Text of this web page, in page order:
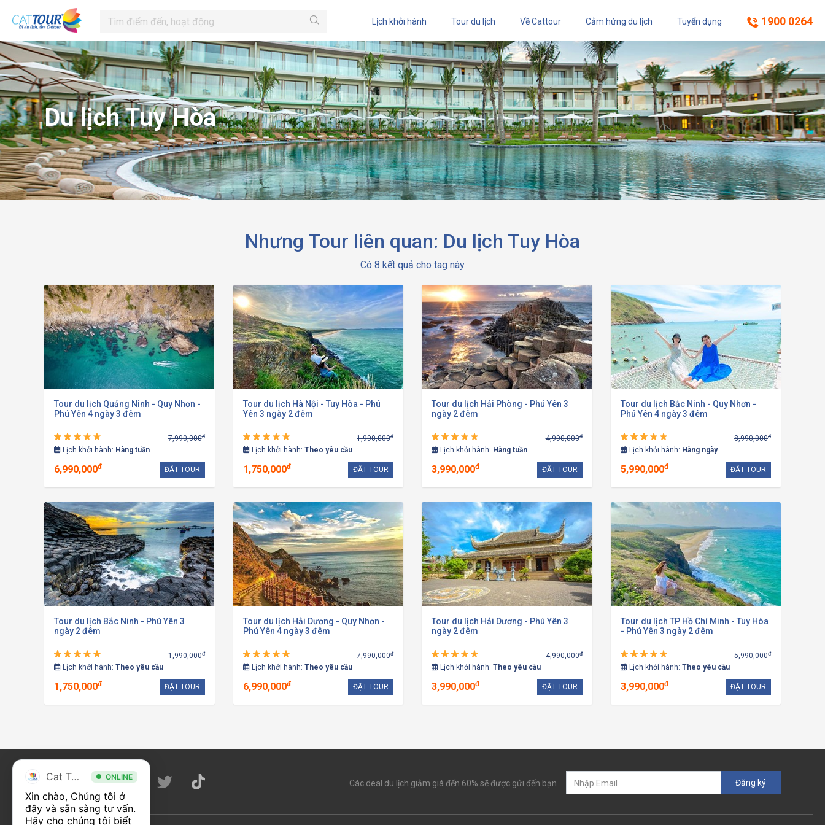
Lịch khởi hành Tour du lịch Về Cattour Cảm hứng du lịch Tuyển dụng 1900 0264
Du lịch Tuy Hòa
Nhưng Tour liên quan: Du lịch Tuy Hòa
Có 8 kết quả cho tag này
Tour du lịch Quảng Ninh - Quy Nhơn -
Phú Yên 4 ngày 3 đêm
7,990,000đ
Lịch khởi hành: Hàng tuần
6,990,000đ ĐẶT TOUR
Tour du lịch Hà Nội - Tuy Hòa - Phú
Yên 3 ngày 2 đêm
1,990,000đ
Lịch khởi hành: Theo yêu cầu
1,750,000đ ĐẶT TOUR
Tour du lịch Hải Phòng - Phú Yên 3
ngày 2 đêm
4,990,000đ
Lịch khởi hành: Hàng tuần
3,990,000đ ĐẶT TOUR
Tour du lịch Bắc Ninh - Quy Nhơn -
Phú Yên 4 ngày 3 đêm
8,990,000đ
Lịch khởi hành: Hàng ngày
5,990,000đ ĐẶT TOUR
Tour du lịch Bắc Ninh - Phú Yên 3
ngày 2 đêm
1,990,000đ
Lịch khởi hành: Theo yêu cầu
1,750,000đ ĐẶT TOUR
Tour du lịch Hải Dương - Quy Nhơn -
Phú Yên 4 ngày 3 đêm
7,990,000đ
Lịch khởi hành: Theo yêu cầu
6,990,000đ ĐẶT TOUR
Tour du lịch Hải Dương - Phú Yên 3
ngày 2 đêm
4,990,000đ
Lịch khởi hành: Theo yêu cầu
3,990,000đ ĐẶT TOUR
Tour du lịch TP Hồ Chí Minh - Tuy Hòa
- Phú Yên 3 ngày 2 đêm
5,990,000đ
Lịch khởi hành: Theo yêu cầu
3,990,000đ ĐẶT TOUR
Các deal du lịch giảm giá đến 60% sẽ được gửi đến bạn Đăng ký
Cat Tour ONLINE
Xin chào, Chúng tôi ở
đây và sẵn sàng tư vấn.
Hãy cho chúng tôi biết